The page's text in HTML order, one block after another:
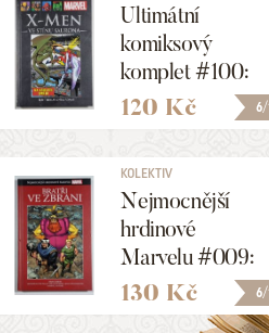
6/
Ultimátní
komiksový
komplet #100:
X-Men: Ve stínu
Saurona
120 Kč
6/
KOLEKTIV
Nejmocnější
hrdinové
Marvelu #009:
Bratři ve zbrani
130 Kč